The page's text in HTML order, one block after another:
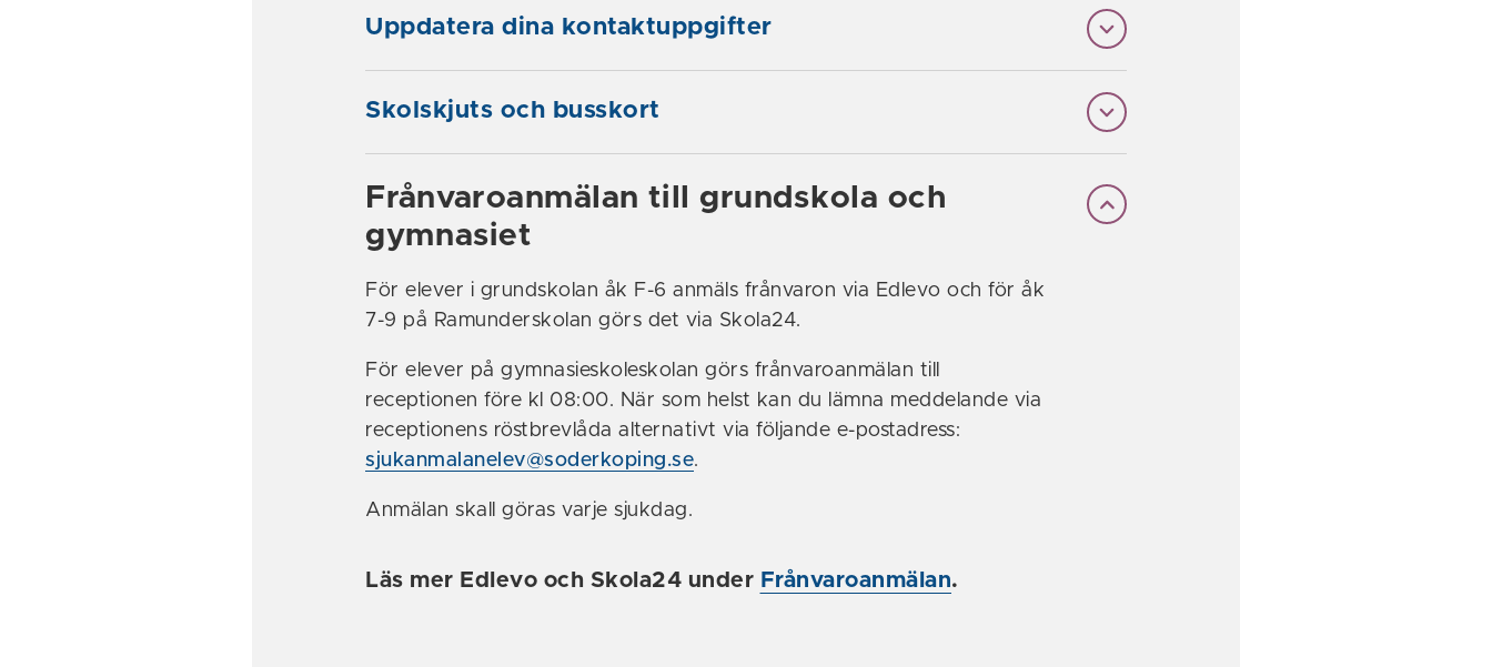
Uppdatera dina kontaktuppgifter
Skolskjuts och busskort
Frånvaroanmälan till grundskola och
gymnasiet
För elever i grundskolan åk F-6 anmäls frånvaron via Edlevo och för åk
7-9 på Ramunderskolan görs det via Skola24.
För elever på gymnasieskoleskolan görs frånvaroanmälan till
receptionen före kl 08:00. När som helst kan du lämna meddelande via
receptionens röstbrevlåda alternativt via följande e-postadress:
sjukanmalanelev@soderkoping.se.
Anmälan skall göras varje sjukdag.
Läs mer Edlevo och Skola24 under Frånvaroanmälan.